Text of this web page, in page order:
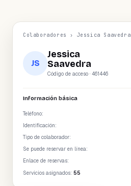
Colaboradores › Jessica Saavedra
JS
Jessica
Saavedra
Código de acceso · 461446
Información básica
Teléfono:
Identificación:
Tipo de colaborador:
Se puede reservar en línea:
Enlace de reservas:
Servicios asignados: 55